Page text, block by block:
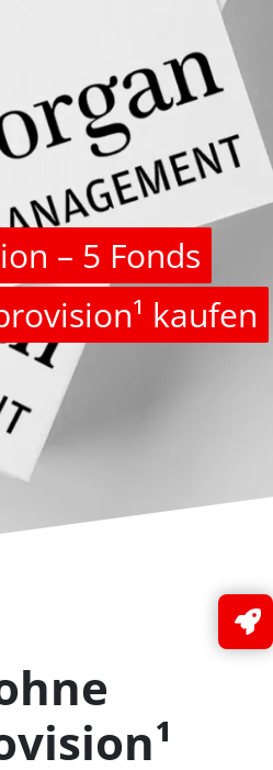
– 5 Fonds
kaufen